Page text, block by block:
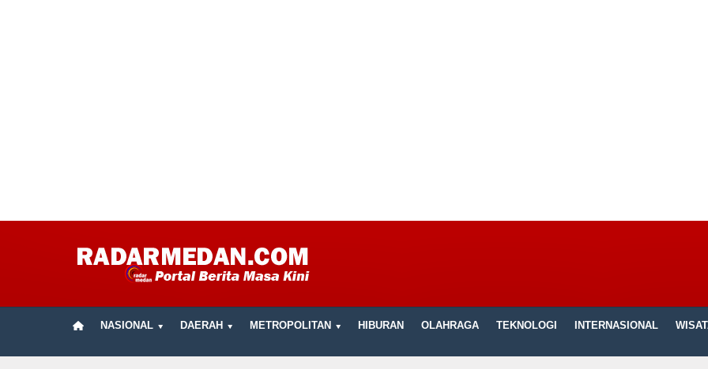
NASIONAL DAERAH METROPOLITAN HIBURAN OLAHRAGA TEKNOLOGI INTERNASIONAL